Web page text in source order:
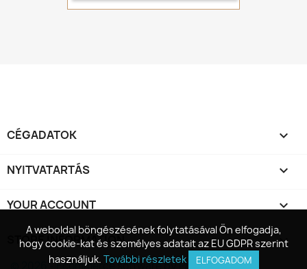
A weboldal böngészésének folytatásával Ön elfogadja,
hogy cookie-kat és személyes adatait az EU GDPR szerint
használjuk. További részletek ELFOGADOM
CÉGADATOK 
NYITVATARTÁS 
YOUR ACCOUNT 
STORE INFORMATION keyboard_arrow_down
A weboldal böngészésének folytatásával Ön elfogadja,
hogy cookie-kat és személyes adatait az EU GDPR szerint
használjuk. További részletek ELFOGADOM
© 2026 - Ecommerce software by PrestaShop™